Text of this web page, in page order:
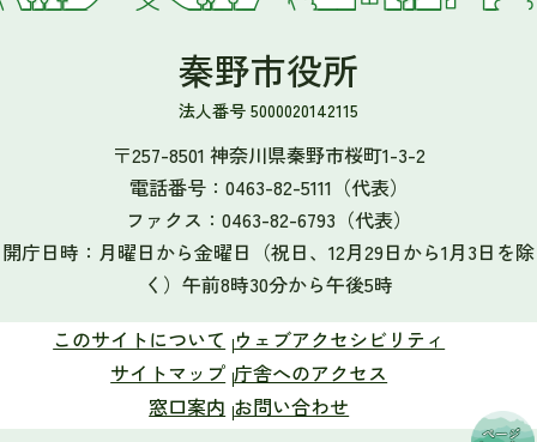
秦野市役所
法人番号 5000020142115
〒257-8501 神奈川県秦野市桜町1-3-2
電話番号： 0463-82-5111 （代表）
ファクス： 0463-82-6793 （代表）
開庁日時：月曜日から金曜日（祝日、12月29日から1月3日を除
く）午前8時30分から午後5時
このサイトについて ウェブアクセシビリティ
サイトマップ 庁舎へのアクセス
窓口案内 お問い合わせ